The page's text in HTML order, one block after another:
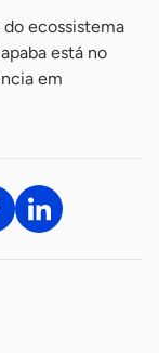
ecossistema
está no
em